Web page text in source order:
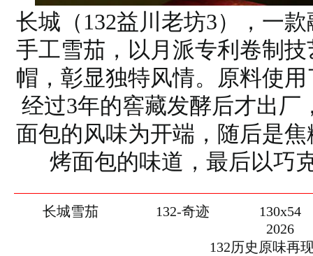
长城（132益川老坊3），一
手工雪茄，以月派专利卷制
帽，彰显独特风情。原料使
经过3年的窖藏发酵后才出厂
面包的风味为开端，随后是
烤面包的味道，最后以巧
长城雪茄 132-奇迹
130x54
2026
132历史原味再